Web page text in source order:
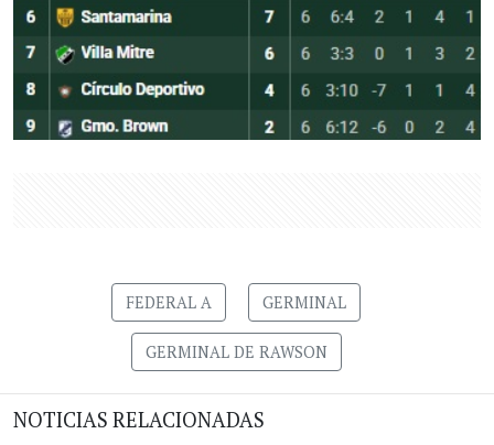
FEDERAL A GERMINAL
GERMINAL DE RAWSON
NOTICIAS RELACIONADAS